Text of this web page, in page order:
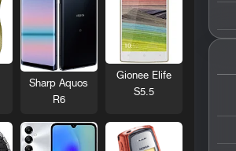
Gionee Elife
S5.5
Sharp Aquos
R6